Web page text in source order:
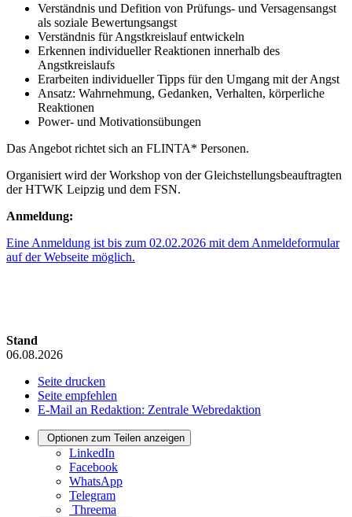
Verständnis und Defition von Prüfungs- und Versagensangst
als soziale Bewertungsangst
Verständnis für Angstkreislauf entwickeln
Erkennen individueller Reaktionen innerhalb des
Angstkreislaufs
Erarbeiten individueller Tipps für den Umgang mit der Angst
Ansatz: Wahrnehmung, Gedanken, Verhalten, körperliche
Reaktionen
Power- und Motivationsübungen
Das Angebot richtet sich an FLINTA* Personen.
Organisiert wird der Workshop von der Gleichstellungsbeauftragten
der HTWK Leipzig und dem FSN.
Anmeldung:
Eine Anmeldung ist bis zum 02.02.2026 mit dem Anmeldeformular
auf der Webseite möglich.
Stand
06.08.2026
Seite drucken
Seite empfehlen
E-Mail an Redaktion: Zentrale Webredaktion
Optionen zum Teilen anzeigen
LinkedIn
Facebook
WhatsApp
Telegram
Threema